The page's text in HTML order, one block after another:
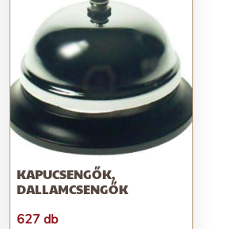
KAPUCSENGŐK,
DALLAMCSENGŐK
627 db